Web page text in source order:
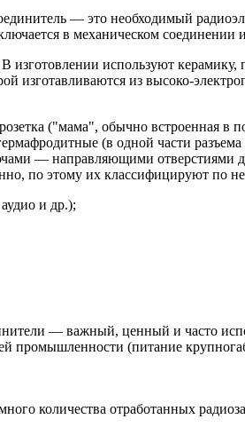
— это необходимый
в механическом соединении
используют керамику,
изготавливаются из высоко-
("мама", обычно встроенная
(в одной части
— направляющими отверстиями
по этому их классифицируют по
и др.);
— важный, ценный и часто
(питание
количества отработанных